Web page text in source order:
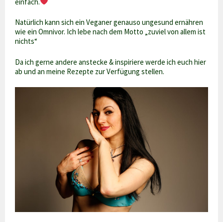
Natürlich kann sich ein Veganer genauso ungesund ernähren
wie ein Omnivor. Ich lebe nach dem Motto „zuviel von allem ist
nichts“
Da ich gerne andere anstecke & inspiriere werde ich euch hier
ab und an meine Rezepte zur Verfügung stellen.